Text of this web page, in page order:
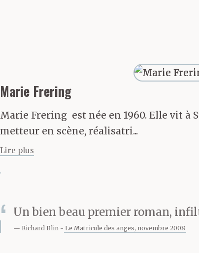
Marie Frering
Marie Frering est née en 1960. Elle vit à
metteur en scène, réalisatri...
Lire plus
Un bien beau premier roman,
Richard Blin Le Matricule des anges, novembre 2008